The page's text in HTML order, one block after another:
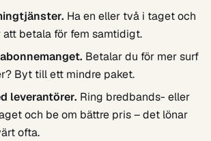
Ha en eller två i taget och
betala för fem samtidigt.
Betalar du för mer surf
Byt till ett mindre paket.
leverantörer. Ring bredbands- eller
och be om bättre pris – det lönar
ofta.